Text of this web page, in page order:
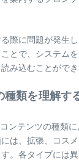
際に問題が発生
とで、システム
み込むことができ
種類を理解す
ンテンツの種類
は、拡張、コスメ
。各タイプには